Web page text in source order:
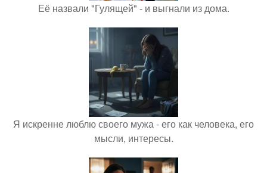
Её назвали "Гулящей" - и выгнали из дома.
Я искренне люблю своего мужа - его как человека, его
мысли, интересы.